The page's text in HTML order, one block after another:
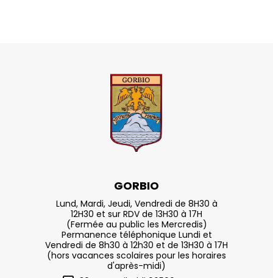
GORBIO
Lund, Mardi, Jeudi, Vendredi de 8H30 à
12H30 et sur RDV de 13H30 à 17H
(Fermée au public les Mercredis)
Permanence téléphonique Lundi et
Vendredi de 8h30 à 12h30 et de 13H30 à 17H
(hors vacances scolaires pour les horaires
d'après-midi)